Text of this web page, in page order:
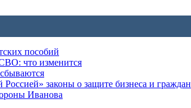
пособий
что изменится
законы о защите бизнеса и граждан
Иванова